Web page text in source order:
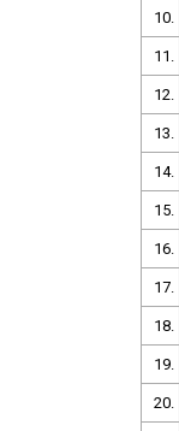
10.
11.
12.
13.
14.
15.
16.
17.
18.
19.
20.